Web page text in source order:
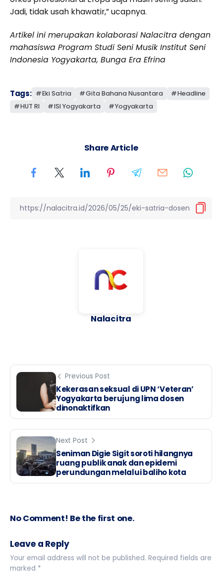
Jadi, tidak usah khawatir,” ucapnya.
Artikel ini merupakan kolaborasi Nalacitra dengan
mahasiswa Program Studi Seni Musik Institut Seni
Indonesia Yogyakarta, Bunga Era Efrina
Tags: Eki Satria Gita Bahana Nusantara
Headline
HUT RI
ISI Yogyakarta Yogyakarta
Share Article
Nalacitra
Previous Post
Kekerasan seksual di UPN ‘Veteran’
Yogyakarta berujung lima dosen
dinonaktifkan
Next Post
Seniman Digie Sigit soroti hilangnya
ruang publik anak dan epidemi
perundungan melalui baliho kota
No Comment! Be the first one.
Leave a Reply
Your email address will not be published. Required fields are
marked *